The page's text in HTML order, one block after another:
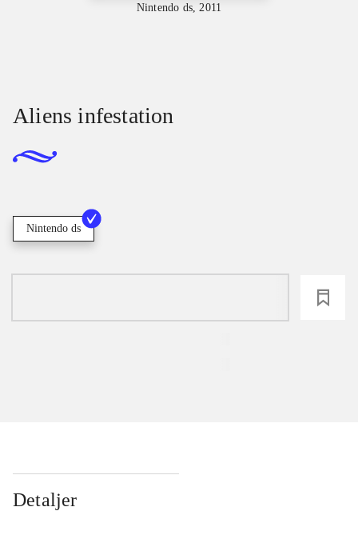
Nintendo ds, 2011
Aliens infestation
Nintendo ds
Detaljer